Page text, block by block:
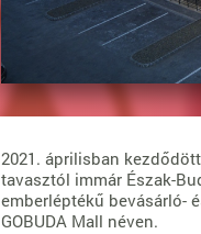
2021. áprilisban
tavasztól immár Észak-
emberléptékű bevásárló-
GOBUDA Mall néven.